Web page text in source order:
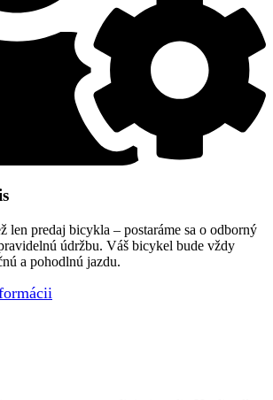
len predaj bicykla – postaráme sa o odborný
údržbu. Váš bicykel bude vždy
a pohodlnú jazdu.